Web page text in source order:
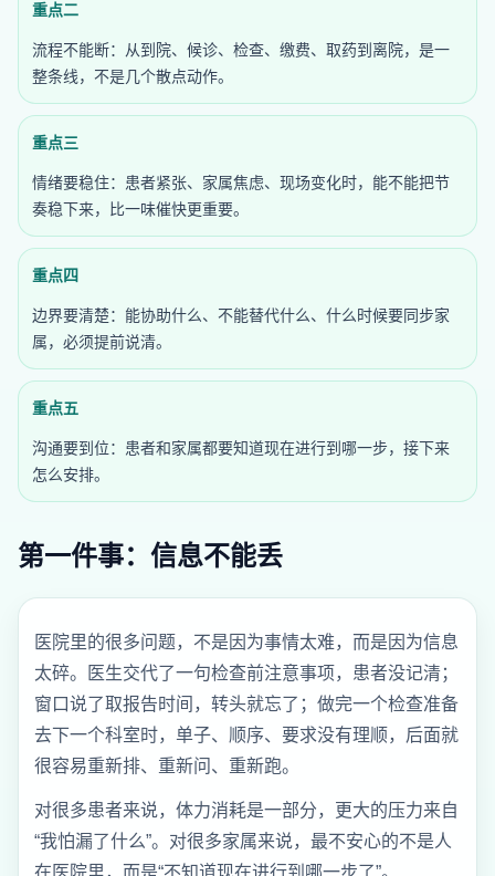
重点二
流程不能断：从到院、候诊、检查、缴费、取药到离院，是一
整条线，不是几个散点动作。
重点三
情绪要稳住：患者紧张、家属焦虑、现场变化时，能不能把节
奏稳下来，比一味催快更重要。
重点四
边界要清楚：能协助什么、不能替代什么、什么时候要同步家
属，必须提前说清。
重点五
沟通要到位：患者和家属都要知道现在进行到哪一步，接下来
怎么安排。
第一件事：信息不能丢
医院里的很多问题，不是因为事情太难，而是因为信息
太碎。医生交代了一句检查前注意事项，患者没记清；
窗口说了取报告时间，转头就忘了；做完一个检查准备
去下一个科室时，单子、顺序、要求没有理顺，后面就
很容易重新排、重新问、重新跑。
对很多患者来说，体力消耗是一部分，更大的压力来自
“我怕漏了什么”。对很多家属来说，最不安心的不是人